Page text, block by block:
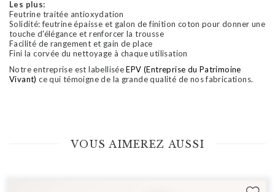
Les plus:
Feutrine traitée antioxydation
Solidité: feutrine épaisse et galon de finition coton pour donner une
touche d'élégance et renforcer la trousse
Facilité de rangement et gain de place
Fini la corvée du nettoyage à chaque utilisation
Notre entreprise est labelliséeEPV (Entreprise du Patrimoine
Vivant) ce qui témoigne de la grande qualité de nos fabrications.
VOUS AIMEREZ AUSSI